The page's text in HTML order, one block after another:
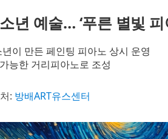
년 예술… ‘푸른 별빛 피
이 만든 페인팅 피아노 상시 운영
능한 거리피아노로 조성
: 방배ART유스센터